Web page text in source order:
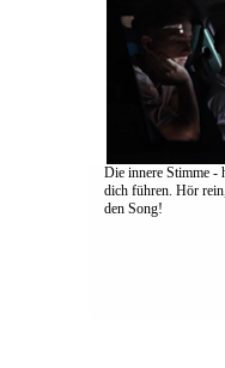
Die innere Stimme -
dich führen. Hör
den Song!